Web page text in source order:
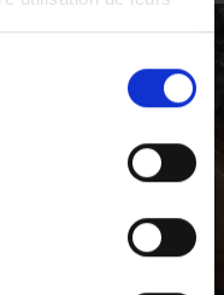
!
août inclus.
pendant cette